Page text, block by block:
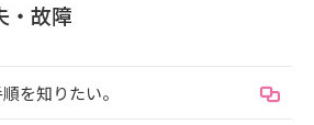
・故障
を知りたい。